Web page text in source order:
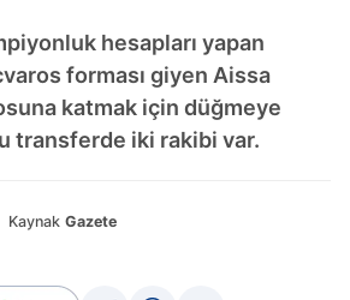
hesapları yapan
forması giyen Aissa
katmak için düğmeye
transferde iki rakibi var.
Kaynak Gazete